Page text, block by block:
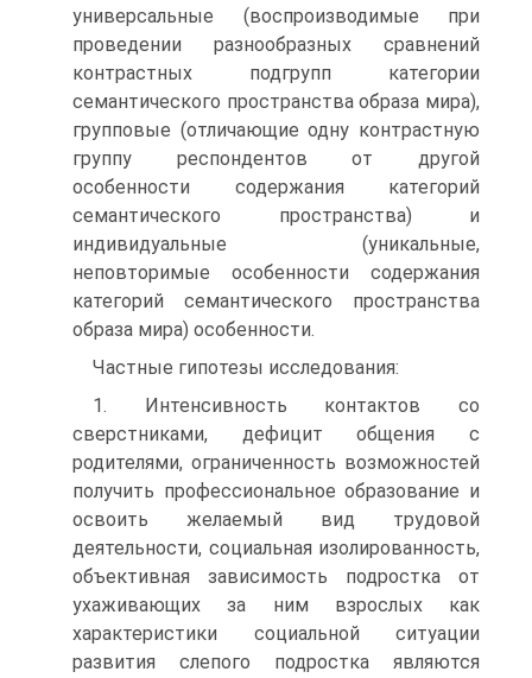
универсальные (воспроизводимые при
проведении разнообразных сравнений
контрастных подгрупп категории
семантического пространства образа мира),
групповые (отличающие одну контрастную
группу респондентов от другой
особенности содержания категорий
семантического пространства) и
индивидуальные (уникальные,
неповторимые особенности содержания
категорий семантического пространства
образа мира) особенности.
Частные гипотезы исследования:
1. Интенсивность контактов со
сверстниками, дефицит общения с
родителями, ограниченность возможностей
получить профессиональное образование и
освоить желаемый вид трудовой
деятельности, социальная изолированность,
объективная зависимость подростка от
ухаживающих за ним взрослых как
характеристики социальной ситуации
развития слепого подростка являются